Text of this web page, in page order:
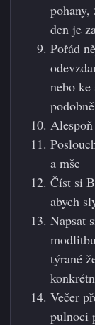
pohany,
den je
Pořád
nebo
a mše
Číst si
abych
Napsat
týrané
Večer
pulnoci